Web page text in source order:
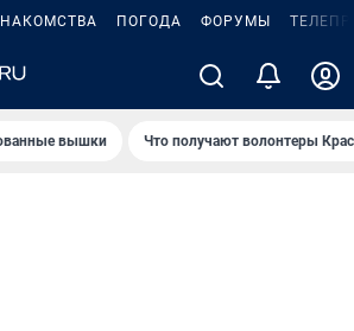
ПОГОДА ФОРУМЫ
вышки Что получают волонтеры